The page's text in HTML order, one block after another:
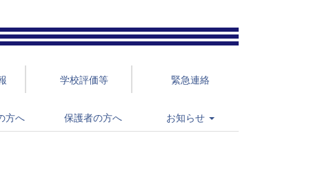
学校評価等 緊急連絡
方へ 保護者の方へ お知らせ